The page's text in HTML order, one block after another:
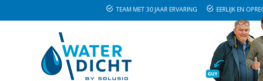
TEAM MET 30 JAAR ERVARING EERLIJK EN